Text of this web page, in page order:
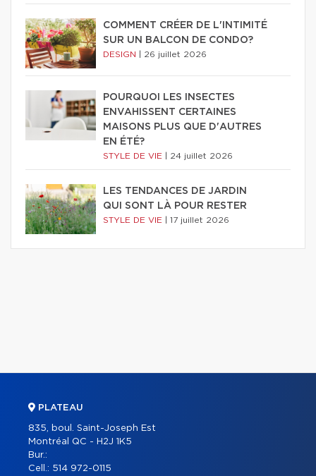
COMMENT CRÉER DE L'INTIMITÉ
SUR UN BALCON DE CONDO?
DESIGN 26 juillet 2026
POURQUOI LES INSECTES
ENVAHISSENT CERTAINES
MAISONS PLUS QUE D'AUTRES
EN ÉTÉ?
STYLE DE VIE 24 juillet 2026
LES TENDANCES DE JARDIN
QUI SONT LÀ POUR RESTER
STYLE DE VIE 17 juillet 2026
PLATEAU
835, boul. Saint-Joseph Est
Montréal QC - H2J 1K5
Bur.:
Cell.: 514 972-0115